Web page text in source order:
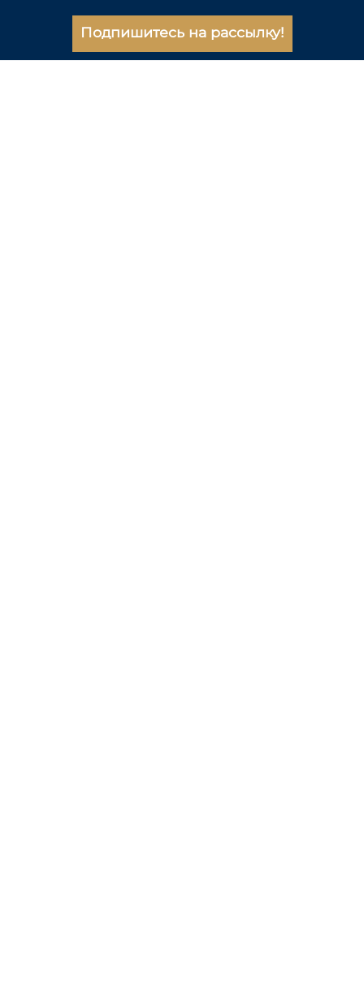
Подпишитесь на рассылку!